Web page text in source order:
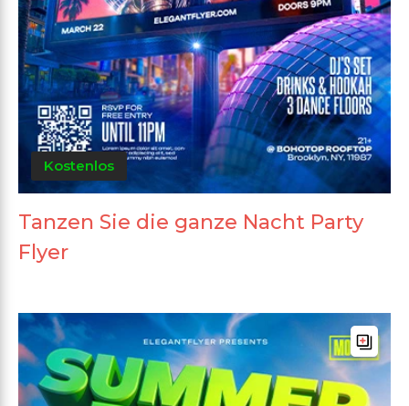
Kostenlos
Tanzen Sie die ganze Nacht Party
Flyer